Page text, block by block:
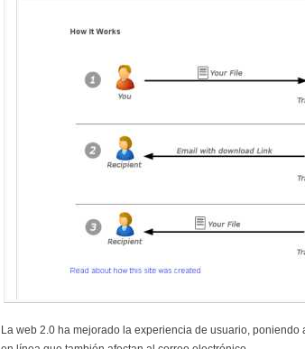
La web 2.0 ha mejorado la experiencia de usuario,